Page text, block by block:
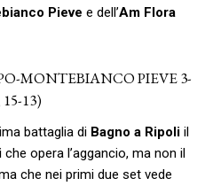
Pieve e dell’Am Flora
MONTEBIANCO PIEVE 3-
15-13)
battaglia di Bagno a Ripoli il
che opera l’aggancio, ma non il
che nei primi due set vede